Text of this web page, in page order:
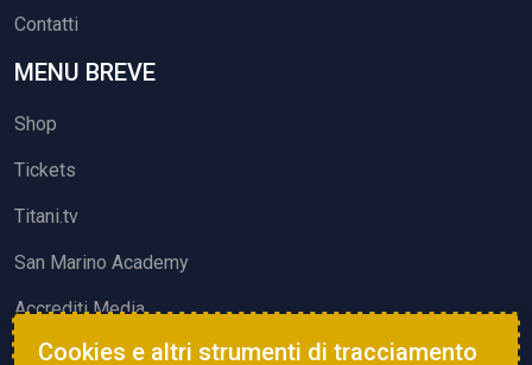
Contatti
MENU BREVE
Shop
Tickets
Titani.tv
San Marino Academy
Accrediti Media
ATTIVITÀ ED EVENTI
Cookies e altri strumenti di tracciamento